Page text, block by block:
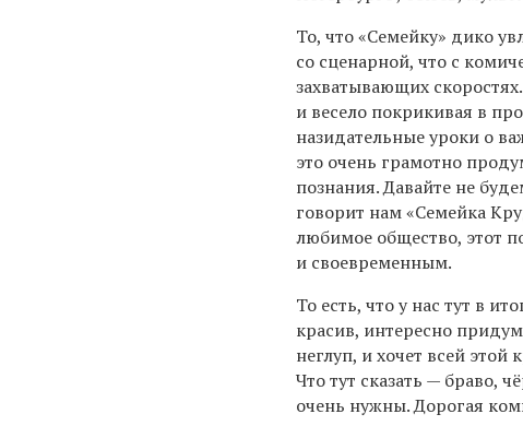
То, что «Семейку» дико
со сценарной, что с
захватывающих
и весело покрикивая в
назидательные уроки о
это очень грамотно
познания. Давайте не
говорит нам «Семейка
любимое общество, этот
и своевременным.
То есть, что у нас тут в
красив, интересно
неглуп, и хочет всей
Что тут сказать — браво,
очень нужны. Дорогая